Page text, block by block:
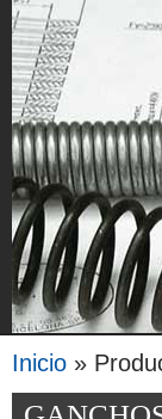
Se
Inicio »